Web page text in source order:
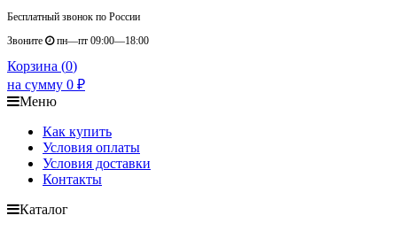
Бесплатный звонок по России
Звоните
пн—пт 09:00—18:00
Корзина (0)
на сумму 0 ₽
Меню
Как купить
Условия оплаты
Условия доставки
Контакты
Каталог